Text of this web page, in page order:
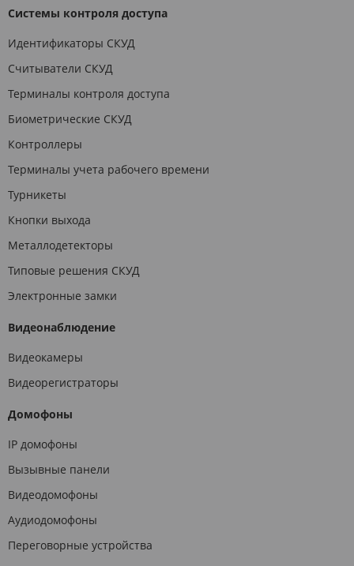
Системы контроля доступа
Идентификаторы СКУД
Считыватели СКУД
Терминалы контроля доступа
Биометрические СКУД
Контроллеры
Терминалы учета рабочего времени
Турникеты
Кнопки выхода
Металлодетекторы
Типовые решения СКУД
Электронные замки
Видеонаблюдение
Видеокамеры
Видеорегистраторы
Домофоны
IP домофоны
Вызывные панели
Видеодомофоны
Аудиодомофоны
Переговорные устройства